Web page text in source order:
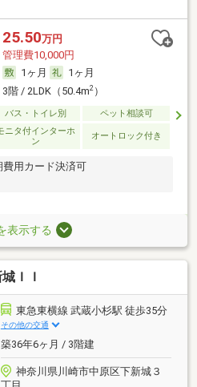
25.50万円
管理費10,000円
1ヶ月
1ヶ月
3階 / 2LDK（50.4m2）
バス・トイレ別 ペット相談可
ニタ付インターホ
ン
オートロック付き
用カード決済可
表示する
ＩＩ
東急東横線 武蔵小杉駅 徒歩35分
その他の交通
築36年6ヶ月 / 3階建
神奈川県川崎市中原区下新城３